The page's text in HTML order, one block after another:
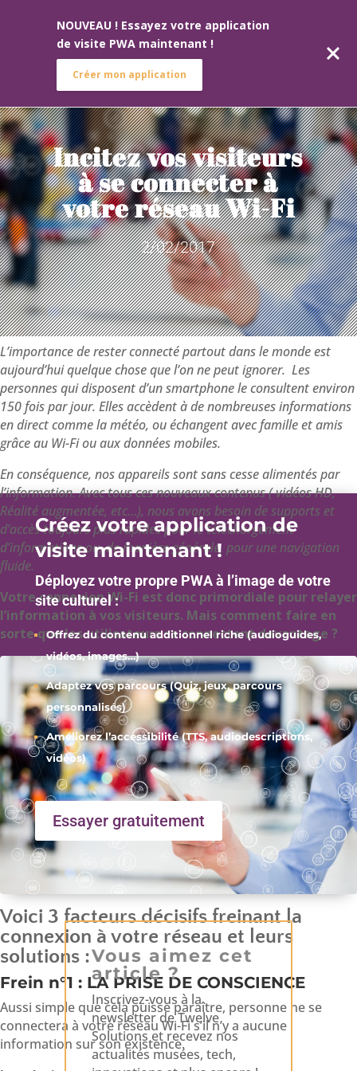
Incitez vos visiteurs
à se connecter à
votre réseau Wi-Fi
2/02/2017
L’importance de rester connectépartout dans le monde est
aujourd’hui quelque chose que l’on ne peut ignorer. Les
personnes qui disposent d’un smartphone le consultent environ
150 fois par jour. Ellesaccèdent à de nombreuses informations
en direct comme la météo, ou échangent avec famille et amis
grâce au Wi-Fi ou aux données mobiles.
En conséquence, nos appareils sont sans cesse alimentés par
l’information.Avec tous ces nouveaux contenus( vidéos HD,
Réalité augmentée, etc…), nous avons besoin de supports et
d’accès toujours plus rapides pour le téléchargement
d’informations ou, de manière générale, pour une navigation
fluide.
Votre connexion Wi-Fi est donc primordiale pour relayer
l’information à vos visiteurs. Mais comment faire en
sorte que les utilisateurs se connectent davantage ?
Voici 3 facteurs décisifs freinant la
connexion à votre réseau et leurs
solutions :
Frein n°1 : LA PRISE DE CONSCIENCE
Aussi simple que cela puisse paraître, personne ne se
connectera à votre réseau Wi-Fi s’il n’y a aucune
information sur son existence.
Créez votre application de
visite maintenant !
Déployez votre propre PWA à l’image de votre
site culturel :
Offrez du contenu additionnel riche (audioguides,
vidéos, images…)
Adaptez vos parcours (Quiz, jeux, parcours
personnalisés)
Améliorez l’accessibilité (TTS, audiodescriptions,
vidéos)
Essayer gratuitement
Vous aimez cet
article ?
Inscrivez-vous à la
newsletter de Twelve
Solutions et recevez nos
actualités musées, tech,
NOUVEAU ! Essayez votre application
de visite PWA maintenant !
Créer mon application